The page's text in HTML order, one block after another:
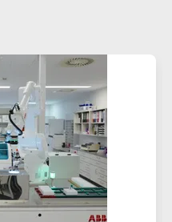
Você pode revogar
sem fornecer
em
o futuro. Além
para cancelar a